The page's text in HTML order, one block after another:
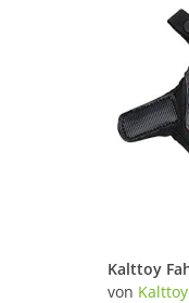
von Kalttoy